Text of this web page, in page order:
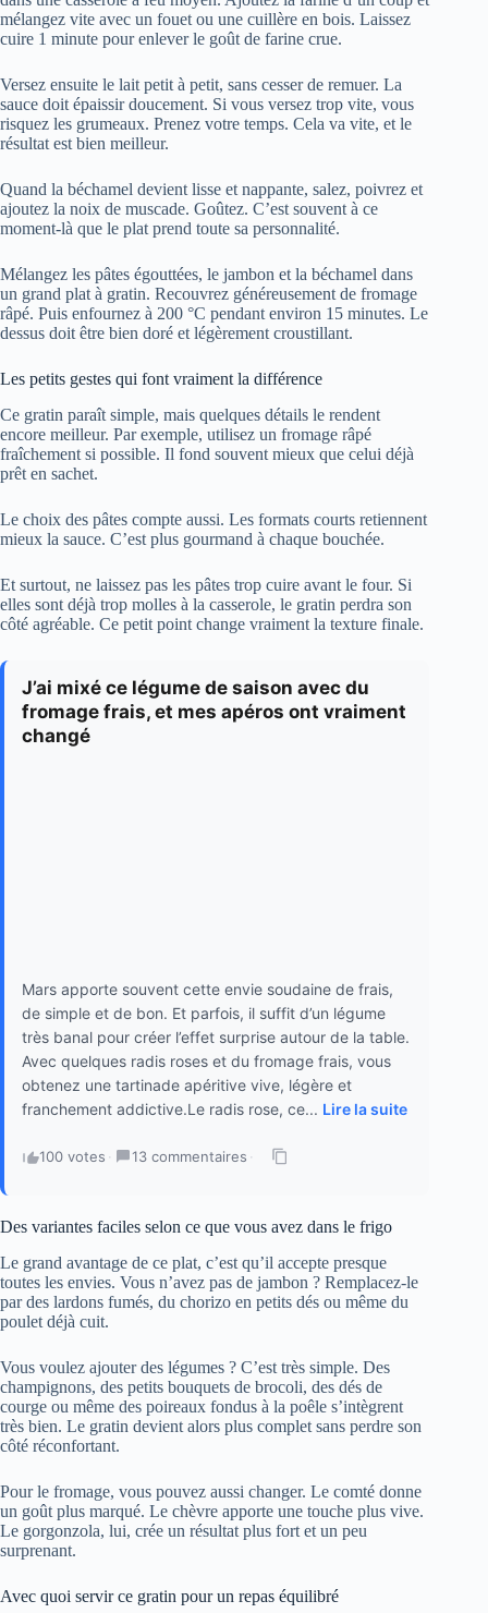
mélangez vite avec un fouet ou une cuillère en bois. Laissez
cuire 1 minute pour enlever le goût de farine crue.
Versez ensuite le lait petit à petit, sans cesser de remuer. La
sauce doit épaissir doucement. Si vous versez trop vite, vous
risquez les grumeaux. Prenez votre temps. Cela va vite, et le
résultat est bien meilleur.
Quand la béchamel devient lisse et nappante, salez, poivrez et
ajoutez la noix de muscade. Goûtez. C’est souvent à ce
moment-là que le plat prend toute sa personnalité.
Mélangez les pâtes égouttées, le jambon et la béchamel dans
un grand plat à gratin. Recouvrez généreusement de fromage
râpé. Puis enfournez à 200 °C pendant environ 15 minutes. Le
dessus doit être bien doré et légèrement croustillant.
Les petits gestes qui font vraiment la différence
Ce gratin paraît simple, mais quelques détails le rendent
encore meilleur. Par exemple, utilisez un fromage râpé
fraîchement si possible. Il fond souvent mieux que celui déjà
prêt en sachet.
Le choix des pâtes compte aussi. Les formats courts retiennent
mieux la sauce. C’est plus gourmand à chaque bouchée.
Et surtout, ne laissez pas les pâtes trop cuire avant le four. Si
elles sont déjà trop molles à la casserole, le gratin perdra son
côté agréable. Ce petit point change vraiment la texture finale.
J’ai mixé ce légume de saison avec du
fromage frais, et mes apéros ont vraiment
changé
Mars apporte souvent cette envie soudaine de frais,
de simple et de bon. Et parfois, il suffit d’un légume
très banal pour créer l’effet surprise autour de la table.
Avec quelques radis roses et du fromage frais, vous
obtenez une tartinade apéritive vive, légère et
franchement addictive.Le radis rose, ce... Lire la suite
100 votes · 13 commentaires ·
Des variantes faciles selon ce que vous avez dans le frigo
Le grand avantage de ce plat, c’est qu’il accepte presque
toutes les envies. Vous n’avez pas de jambon ? Remplacez-le
par des lardons fumés, du chorizo en petits dés ou même du
poulet déjà cuit.
Vous voulez ajouter des légumes ? C’est très simple. Des
champignons, des petits bouquets de brocoli, des dés de
courge ou même des poireaux fondus à la poêle s’intègrent
très bien. Le gratin devient alors plus complet sans perdre son
côté réconfortant.
Pour le fromage, vous pouvez aussi changer. Le comté donne
un goût plus marqué. Le chèvre apporte une touche plus vive.
Le gorgonzola, lui, crée un résultat plus fort et un peu
surprenant.
Avec quoi servir ce gratin pour un repas équilibré